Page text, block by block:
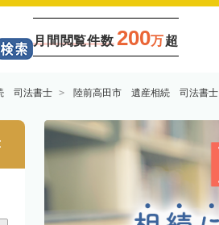
月間閲覧件数 200万超
司法書士 陸前高田市 遺産相続 司法書士